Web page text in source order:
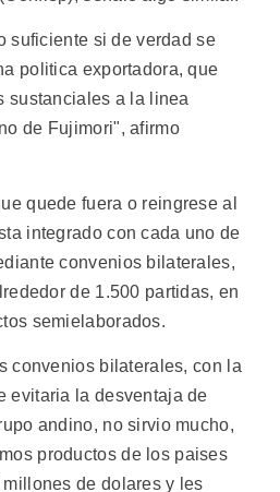
suficiente si de verdad se
politica exportadora, que
sustanciales a la linea
de Fujimori", afirmo
quede fuera o reingrese al
integrado con cada uno de
convenios bilaterales,
de 1.500 partidas, en
semielaborados.
convenios bilaterales, con la
evitaria la desventaja de
andino, no sirvio mucho,
productos de los paises
de dolares y les